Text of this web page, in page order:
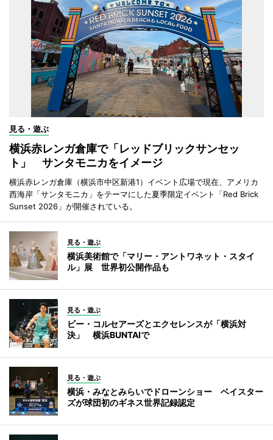
見る・遊ぶ
横浜赤レンガ倉庫で「レッドブリックサンセッ
ト」 サンタモニカをイメージ
横浜赤レンガ倉庫（横浜市中区新港1）イベント広場で現在、アメリカ
西海岸「サンタモニカ」をテーマにした夏季限定イベント「Red Brick
Sunset 2026」が開催されている。
見る・遊ぶ
横浜美術館で「マリー・アントワネット・スタイ
ル」展 世界初公開作品も
見る・遊ぶ
ビー・コルセアーズとエクセレンスが「横浜対
決」 横浜BUNTAIで
見る・遊ぶ
横浜・みなとみらいでドローンショー ベイスター
ズが球団初のギネス世界記録認定